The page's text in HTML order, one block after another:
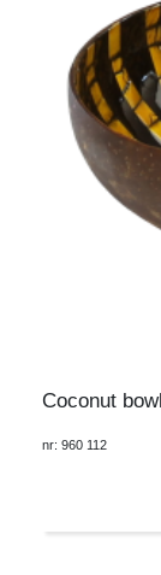
Coconut
nr: 960 112